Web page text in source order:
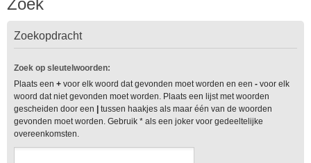
Zoek
Zoekopdracht
Zoek op sleutelwoorden:
Plaats een + voor elk woord dat gevonden moet worden en een - voor elk
woord dat niet gevonden moet worden. Plaats een lijst met woorden
gescheiden door een
tussen haakjes als maar één van de woorden
gevonden moet worden. Gebruik * als een joker voor gedeeltelijke
overeenkomsten.